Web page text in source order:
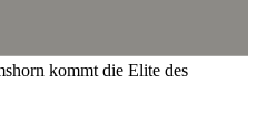
kommt die Elite des